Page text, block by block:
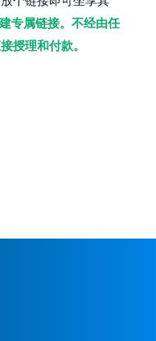
专属链接。不经由任
授理和付款。